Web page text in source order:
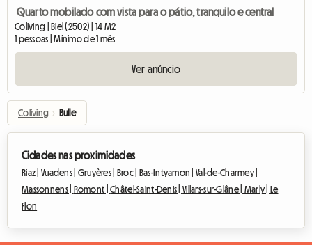
Quarto mobilado com vista para o pátio, tranquilo e central
Coliving | Biel (2502) | 14 M2
1 pessoas | Mínimo de 1 mês
Ver anúncio
Coliving › Bulle
Cidades nas proximidades
Riaz | Vuadens | Gruyères | Broc | Bas-Intyamon |Val-de-Charmey |
Massonnens | Romont |Châtel-Saint-Denis |Villars-sur-Glâne | Marly | Le
Flon